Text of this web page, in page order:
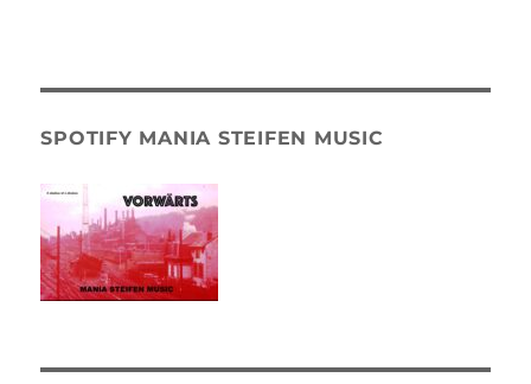
SPOTIFY MANIA STEIFEN MUSIC